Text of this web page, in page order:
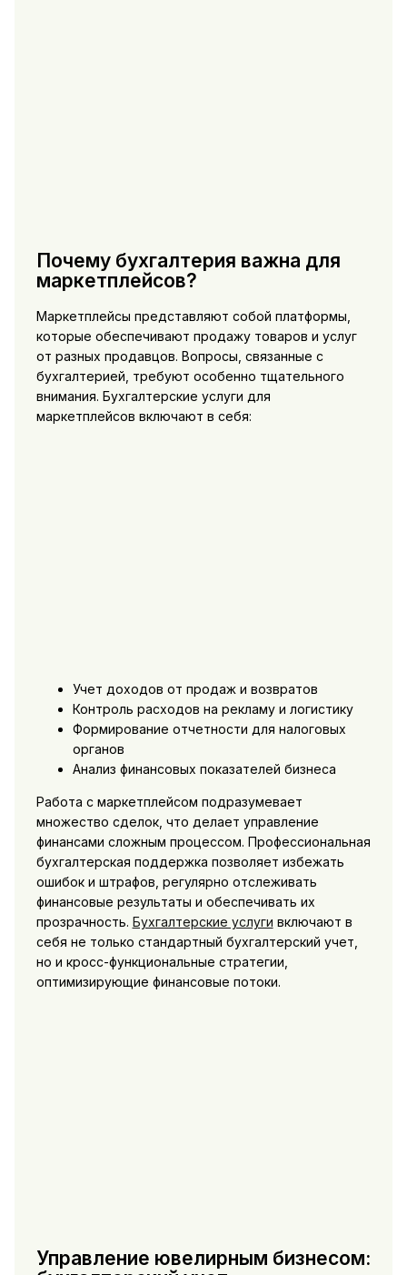
Почему бухгалтерия важна для
маркетплейсов?
Маркетплейсы представляют собой платформы,
которые обеспечивают продажу товаров и услуг
от разных продавцов. Вопросы, связанные с
бухгалтерией, требуют особенно тщательного
внимания. Бухгалтерские услуги для
маркетплейсов включают в себя:
Учет доходов от продаж и возвратов
Контроль расходов на рекламу и логистику
Формирование отчетности для налоговых
органов
Анализ финансовых показателей бизнеса
Работа с маркетплейсом подразумевает
множество сделок, что делает управление
финансами сложным процессом. Профессиональная
бухгалтерская поддержка позволяет избежать
ошибок и штрафов, регулярно отслеживать
финансовые результаты и обеспечивать их
прозрачность. Бухгалтерские услуги включают в
себя не только стандартный бухгалтерский учет,
но и кросс-функциональные стратегии,
оптимизирующие финансовые потоки.
Управление ювелирным бизнесом: